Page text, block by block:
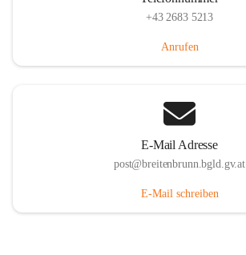
+43 2683 5213
Anrufen
E-Mail Adresse
post@breitenbrunn.bgld.gv.at
E-Mail schreiben